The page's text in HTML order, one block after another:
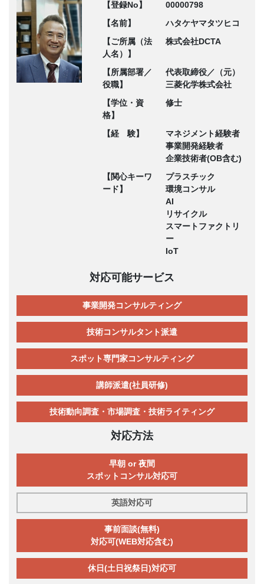
【登録No】
00000798
【名前】
ハタケヤマタツヒコ
【ご所属（法
人名）】
株式会社DCTA
【所属部署／
役職】
代表取締役／（元）
三菱化学株式会社
【学位・資
格】
修士
【経 験】
マネジメント経験者
事業開発経験者
企業技術者(OB含む)
【関心キーワ
ード】
プラスチック
環境コンサル
AI
リサイクル
スマートファクトリ
ー
IoT
対応可能サービス
事業開発コンサルティング
技術コンサルタント派遣
スポット専門家コンサルティング
講師派遣(社員研修)
技術動向調査・市場調査・技術ライティング
対応方法
早朝 or 夜間
スポットコンサル対応可
英語対応可
事前面談(無料)
対応可(WEB対応含む)
休日(土日祝祭日)対応可